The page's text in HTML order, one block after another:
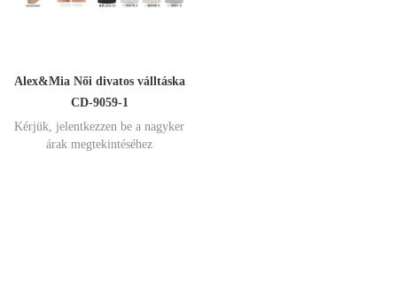
Alex&Mia Női divatos válltáska
CD-9059-1
Kérjük, jelentkezzen be a nagyker
árak megtekintéséhez